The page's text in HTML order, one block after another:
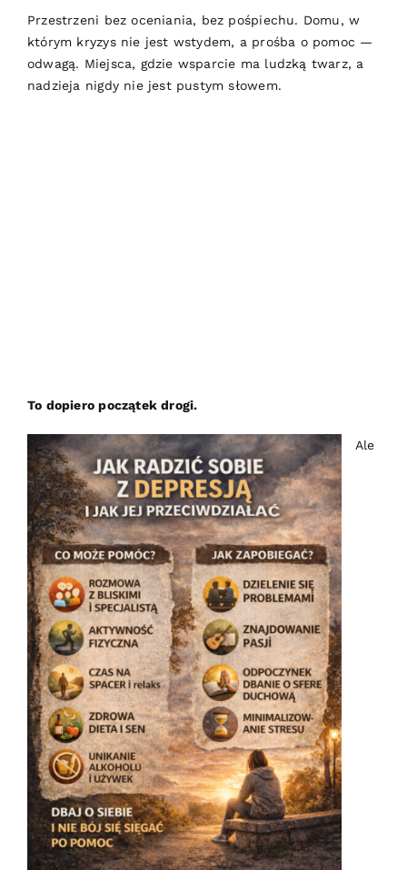
Przestrzeni bez oceniania, bez pośpiechu. Domu, w
którym kryzys nie jest wstydem, a prośba o pomoc —
odwagą. Miejsca, gdzie wsparcie ma ludzką twarz, a
nadzieja nigdy nie jest pustym słowem.
To dopiero początek drogi.
Ale